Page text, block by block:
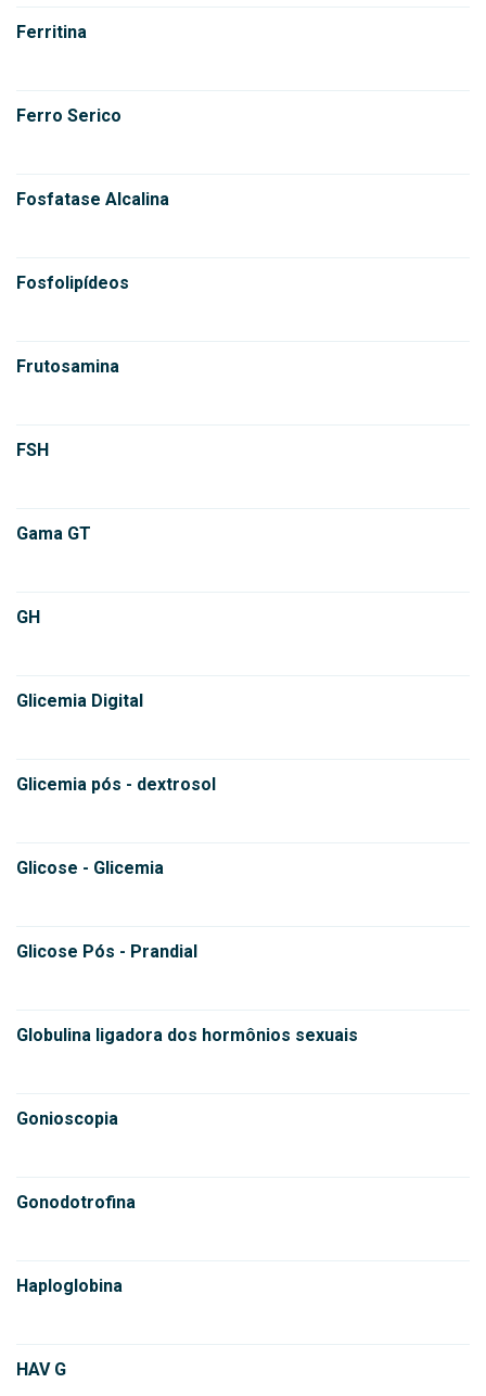
Ferritina
Ferro Serico
Fosfatase Alcalina
Fosfolipídeos
Frutosamina
FSH
Gama GT
GH
Glicemia Digital
Glicemia pós - dextrosol
Glicose - Glicemia
Glicose Pós - Prandial
Globulina ligadora dos hormônios sexuais
Gonioscopia
Gonodotrofina
Haploglobina
HAV G